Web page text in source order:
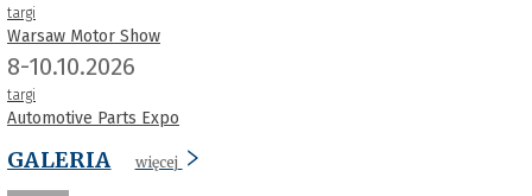
targi
Warsaw Motor Show
8-10.10.2026
targi
Automotive Parts Expo
GALERIA więcej